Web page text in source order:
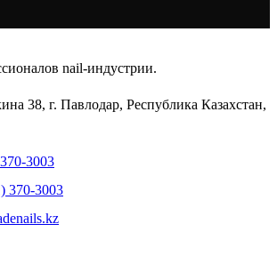
nail-индустрии.
38, г. Павлодар, Республика Казахстан,
3003
370-3003